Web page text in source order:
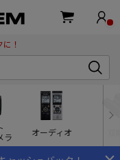
！
ラ
オーディオ